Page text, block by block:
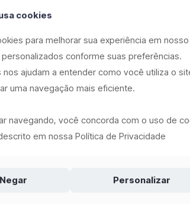
cookies
para melhorar sua experiência em
conforme suas preferências.
nos ajudam a entender como você utiliza o
uma navegação mais eficiente.
navegando, você concorda com o uso de
em nossa Política de Privacidade
Negar Personalizar